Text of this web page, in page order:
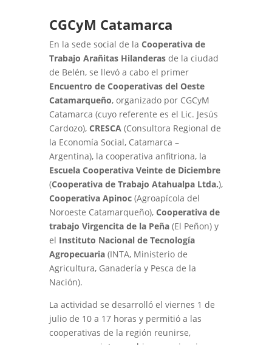
CGCyM Catamarca
En la sede social de la Cooperativa de
Trabajo Arañitas Hilanderasde la ciudad
de Belén, se llevó a cabo el primer
Encuentro de Cooperativas del Oeste
Catamarqueño, organizado por CGCyM
Catamarca (cuyo referente es el Lic. Jesús
Cardozo), CRESCA(Consultora Regional de
la Economía Social, Catamarca –
Argentina), la cooperativa anfitriona, la
Escuela Cooperativa Veinte de Diciembre
(Cooperativa de Trabajo Atahualpa Ltda.),
Cooperativa Apinoc(Agroapícola del
Noroeste Catamarqueño),Cooperativa de
trabajo Virgencita de la Peña(El Peñon) y
el Instituto Nacional de Tecnología
Agropecuaria(INTA, Ministerio de
Agricultura, Ganadería y Pesca de la
Nación).
La actividad se desarrolló el viernes 1 de
julio de 10 a 17 horas y permitió a las
cooperativas de la región reunirse,